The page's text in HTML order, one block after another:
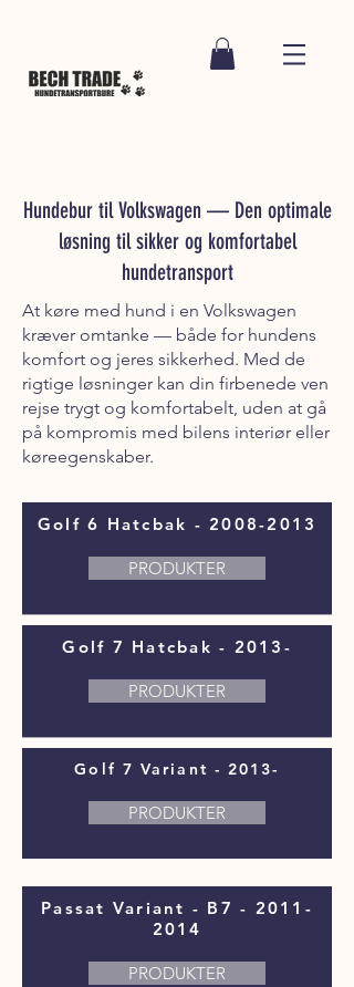
Hundebur til Volkswagen — Den optimale
løsning til sikker og komfortabel
hundetransport
At køre med hund i en Volkswagen
kræver omtanke — både for hundens
komfort og jeres sikkerhed. Med de
rigtige løsninger kan din firbenede ven
rejse trygt og komfortabelt, uden at gå
på kompromis med bilens interiør eller
køreegenskaber.
Golf 6 Hatcbak - 2008-2013
PRODUKTER
Golf 7 Hatcbak - 2013-
PRODUKTER
Golf 7 Variant - 2013-
PRODUKTER
Passat Variant - B7 - 2011-
2014
PRODUKTER